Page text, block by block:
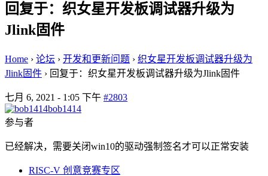
回复于：织女星开发板调试器升级为
Jlink固件
Home › 论坛 › 开发和更新问题 › 织女星开发板调试器升级为
Jlink固件 › 回复于：织女星开发板调试器升级为Jlink固件
七月 6, 2021 - 1:05 下午 #2803
bob1414
参与者
已经解决，需要关闭win10的驱动强制签名才可以正常安装
RISC-V 创意竞赛专区